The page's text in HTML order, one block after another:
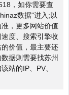
，如你需要查
数据"进入;以
，更多网站价值
度、搜索引擎收
价值，最主要还
据则需要找苏州
站的IP、PV、